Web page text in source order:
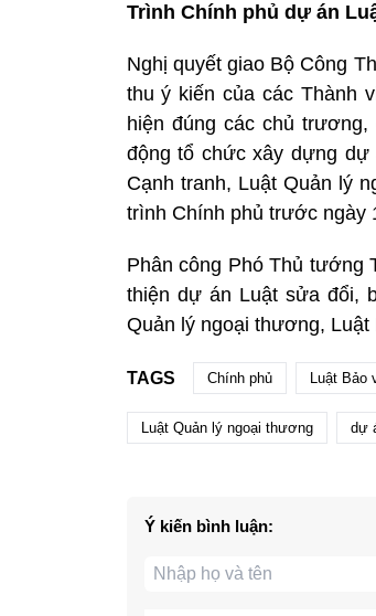
Trình Chính phủ dự án
Nghị quyết giao Bộ Công
thu ý kiến của các Thành
hiện đúng các chủ
động tổ chức xây dựng
Cạnh tranh, Luật Quản lý
trình Chính phủ trước ngày
Phân công Phó Thủ tướng
thiện dự án Luật sửa đổi,
Quản lý ngoại thương,
TAGS Chính phủ Luật Bảo
Luật Quản lý ngoại thương dự
Ý kiến bình luận: